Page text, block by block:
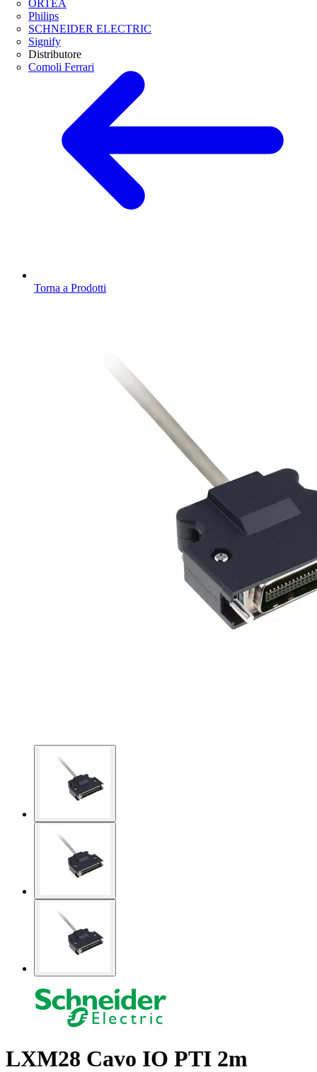
ORTEA
Philips
SCHNEIDER ELECTRIC
Signify
Distributore
Comoli Ferrari
Torna a Prodotti
LXM28 Cavo IO PTI 2m